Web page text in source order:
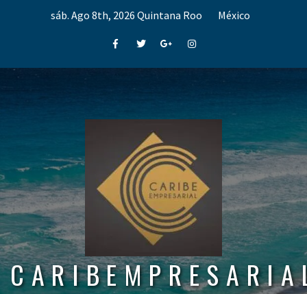
sáb. Ago 8th, 2026 Quintana Roo México
FacebookTwitterGoogle+Instagram